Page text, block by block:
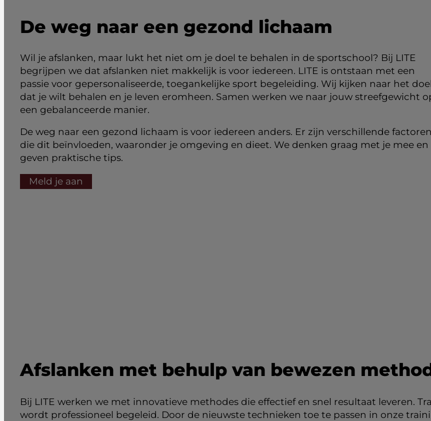
De weg naar een gezond lichaam
Wil je afslanken, maar lukt het niet om je doel te behalen in de sportschool? Bij LITE
begrijpen we dat afslanken niet makkelijk is voor iedereen. LITE is ontstaan met een
passie voor gepersonaliseerde, toegankelijke sport begeleiding. Wij kijken naar het doel
dat je wilt behalen en je leven eromheen. Samen werken we naar jouw streefgewicht
een gebalanceerde manier.
De weg naar een gezond lichaam is voor iedereen anders. Er zijn verschillende factoren
die dit beïnvloeden, waaronder je omgeving en dieet. We denken graag met je mee en
geven praktische tips.
Meld je aan
Afslanken met behulp van bewezen
Bij LITE werken we met innovatieve methodes die effectief en snel resultaat leveren.
wordt professioneel begeleid. Door de nieuwste technieken toe te passen in onze